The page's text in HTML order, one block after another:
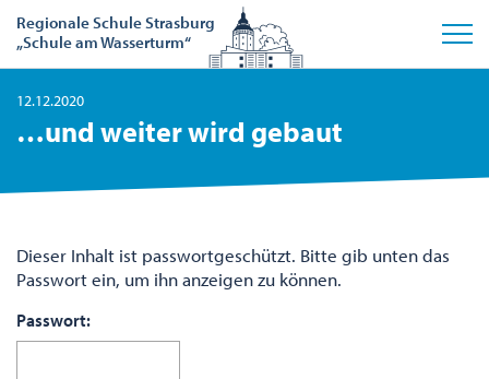
Regionale Schule Strasburg
„Schule am Wasserturm“
12.12.2020
…und weiter wird gebaut
Dieser Inhalt ist passwortgeschützt. Bitte gib unten das
Passwort ein, um ihn anzeigen zu können.
Passwort: